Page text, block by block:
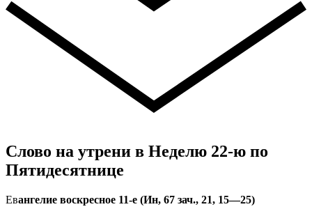
Слово на утрени в Неделю 22-ю по
Пятидесятнице
Евангелие воскресное 11-е (Ин, 67 зач., 21, 15—25)